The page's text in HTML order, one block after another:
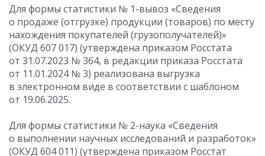
Для формы статистики № 1-вывоз «Сведения
о продаже (отгрузке) продукции (товаров) по месту
нахождения покупателей (грузополучателей)»
(ОКУД 607 017) (утверждена приказом Росстата
от 31.07.2023 № 364, в редакции приказа Росстата
от 11.01.2024№ 3) реализована выгрузка
в электронном виде в соответствии с шаблоном
от 19.06.2025.
Для формы статистики № 2-наука «Сведения
о выполнении научных исследований и разработок»
(ОКУД 604 011) (утверждена приказом Росстат